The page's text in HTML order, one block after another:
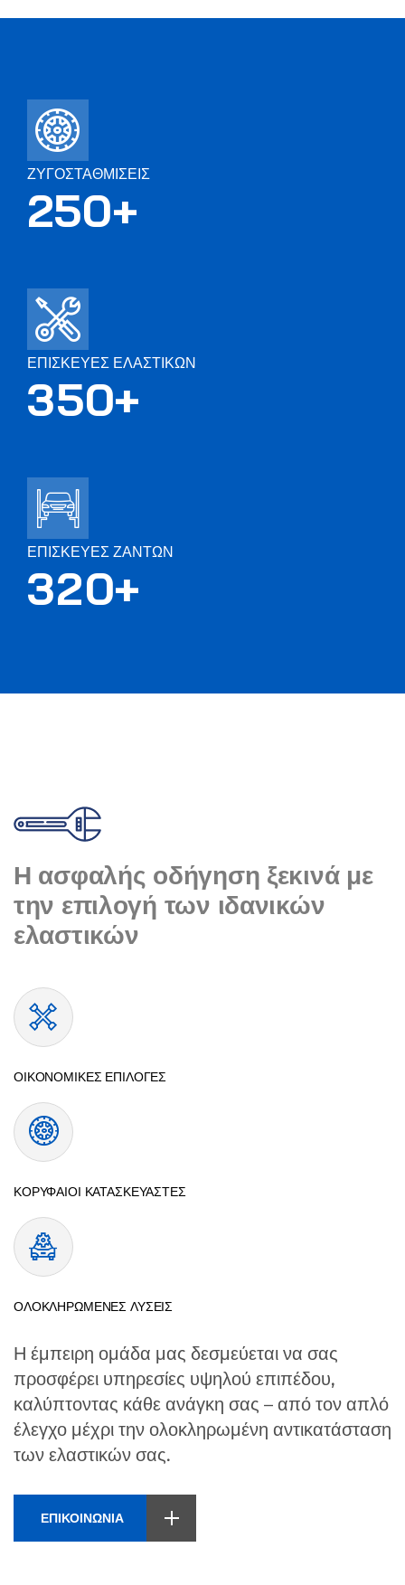
ΖΥΓΟΣΤΑΘΜΙΣΕΙΣ
250+
ΕΠΙΣΚΕΥΕΣ ΕΛΑΣΤΙΚΩΝ
350+
ΕΠΙΣΚΕΥΕΣ ΖΑΝΤΩΝ
320+
Η ασφαλής οδήγηση ξεκινά με
την επιλογή των ιδανικών
ελαστικών
ΟΙΚΟΝΟΜΙΚΕΣ ΕΠΙΛΟΓΕΣ
ΚΟΡΥΦΑΙΟΙ ΚΑΤΑΣΚΕΥΑΣΤΕΣ
ΟΛΟΚΛΗΡΩΜΕΝΕΣ ΛΥΣΕΙΣ
Η έμπειρη ομάδα μας δεσμεύεται να σας
προσφέρει υπηρεσίες υψηλού επιπέδου,
καλύπτοντας κάθε ανάγκη σας – από τον απλό
έλεγχο μέχρι την ολοκληρωμένη αντικατάσταση
των ελαστικών σας.
ΕΠΙΚΟΙΝΩΝΙΑ